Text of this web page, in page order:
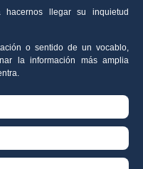
hacernos llegar su inquietud
o sentido de un vocablo,
la información más amplia